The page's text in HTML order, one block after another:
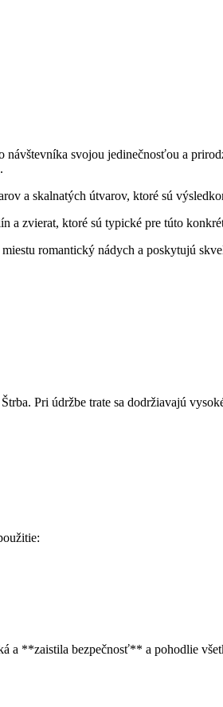
svojou jedinečnosťou a
.
a skalnatých útvarov, ktoré sú
zvierat, ktoré sú typické pre túto
romantický nádych a poskytujú
Pri údržbe trate sa dodržiavajú
**zaistila bezpečnosť** a pohodlie